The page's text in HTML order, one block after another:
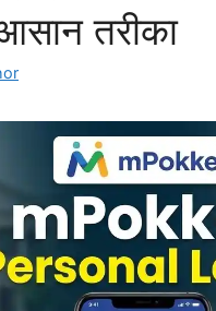
तरीका